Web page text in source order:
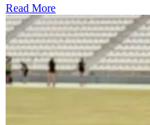
Read More